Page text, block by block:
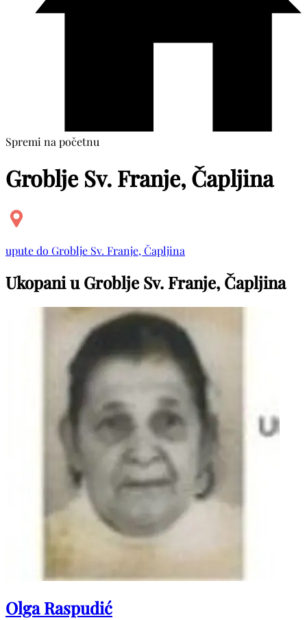
Spremi na početnu
Groblje Sv. Franje, Čapljina
upute do Groblje Sv. Franje, Čapljina
Ukopani u Groblje Sv. Franje, Čapljina
Olga Raspudić